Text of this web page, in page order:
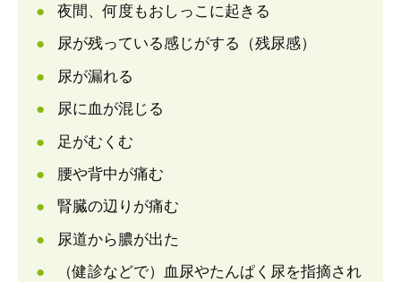
夜間、何度もおしっこに起きる
尿が残っている感じがする（残尿感）
尿が漏れる
尿に血が混じる
足がむくむ
腰や背中が痛む
腎臓の辺りが痛む
尿道から膿が出た
（健診などで）血尿やたんぱく尿を指摘され